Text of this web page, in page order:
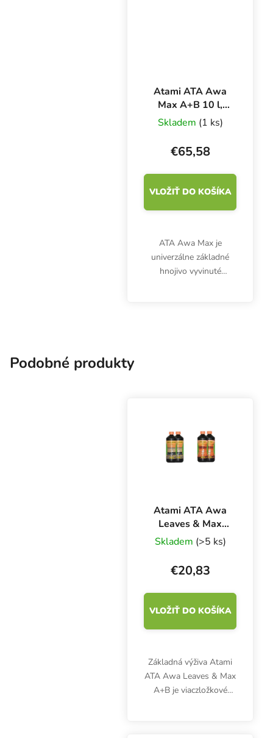
Atami ATA Awa
Max A+B 10 l,
základné hnojivo
na kvety
Skladem (1 ks)
€65,58
VLOŽIŤ DO KOŠÍKA
ATA Awa Max je
univerzálne základné
hnojivo vyvinuté
Podobné produkty
Atami ATA Awa
Leaves & Max
A+B 1 l, sada
hnojív 4 l -
DARČEK
Skladem (>5 ks)
€20,83
VLOŽIŤ DO KOŠÍKA
Základná výživa Atami
ATA Awa Leaves & Max
A+B je viaczložkové